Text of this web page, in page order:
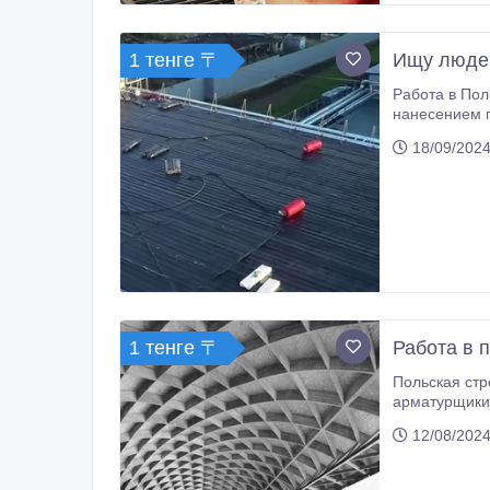
1 тенге 〒 Ищу
Работа в Польше. Ищу
нанесением
18/09/
1 тенге 〒 Работа в
Польская
12/08/